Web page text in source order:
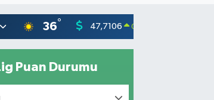
36° 47,7106 0.17
Puan Durumu